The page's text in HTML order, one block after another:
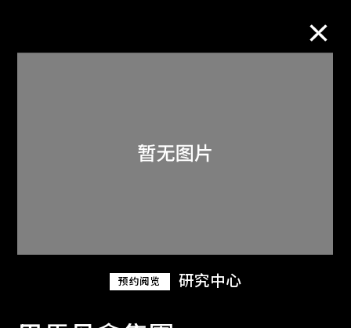
预约阅览 研究中心
关于M+藏品
探索世界顶级的二十及二十一世纪视觉
文化藏品。